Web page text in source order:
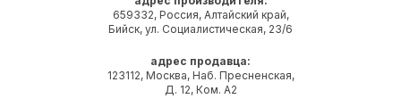
659332, Россия, Алтайский край,
Бийск, ул. Социалистическая, 23/6
адрес продавца:
123112, Москва, Наб. Пресненская,
Д. 12, Ком. А2